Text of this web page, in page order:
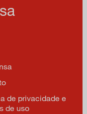
de privacidade e
de uso